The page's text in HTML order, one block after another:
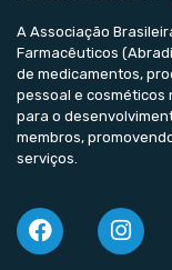
A Associação
Farmacêuticos
de medicamentos,
pessoal e cosméticos
para o
membros,
serviços.